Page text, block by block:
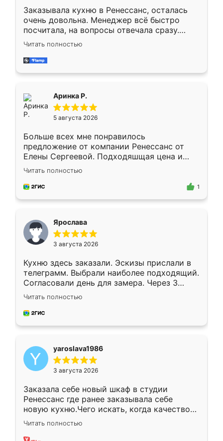
Заказывала кухню в Ренессанс, осталась
очень довольна. Менеджер всё быстро
посчитала, на вопросы отвечала сразу.
Замерщик приехал в субботу, подошёл к
делу со всей ответственностью. Собрали
за день, ребята работали аккуратно, даже
Читать полностью
Аринка Р.
5 августа 2026
Больше всех мне понравилось
предложение от компании Ренессанс от
Елены Сергеевой. Подходяшщая цена и
короткие сроки изготовления. Приехавший
для замера сотрудник Владислав
предложил по моему эскизу самый
Читать полностью
1
Ярослава
3 августа 2026
Кухню здесь заказали. Эскизы прислали в
телеграмм. Выбрали наиболее подходящий.
Согласовали день для замера. Через 3
недели кухня была уже готова. Остались
довольны работой. Спасибо Ренессанс
мебель за качественную работу!
Читать полностью
yaroslava1986
3 августа 2026
Заказала себе новый шкаф в студии
Ренессанс где ранее заказывала себе
новую кухню.Чего искать, когда качеством
вполне довольна. Служит кухня уже почти
два года, нареканий нет.
Читать полностью